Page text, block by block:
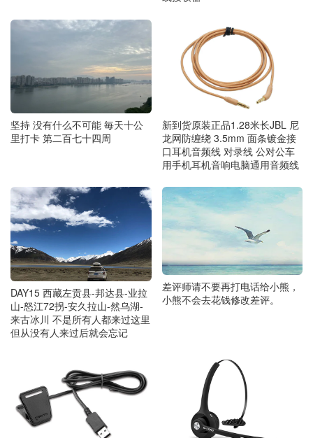
坚持 没有什么不可能 毎天十公
里打卡 第二百七十四周
新到货原装正品1.28米长JBL 尼
龙网防缠绕 3.5mm 面条镀金接
口耳机音频线 对录线 公对公车
用手机耳机音响电脑通用音频线
DAY15 西藏左贡县-邦达县-业拉
山-怒江72拐-安久拉山-然乌湖-
来古冰川 不是所有人都来过这里
但从没有人来过后就会忘记
差评师请不要再打电话给小熊，
小熊不会去花钱修改差评。